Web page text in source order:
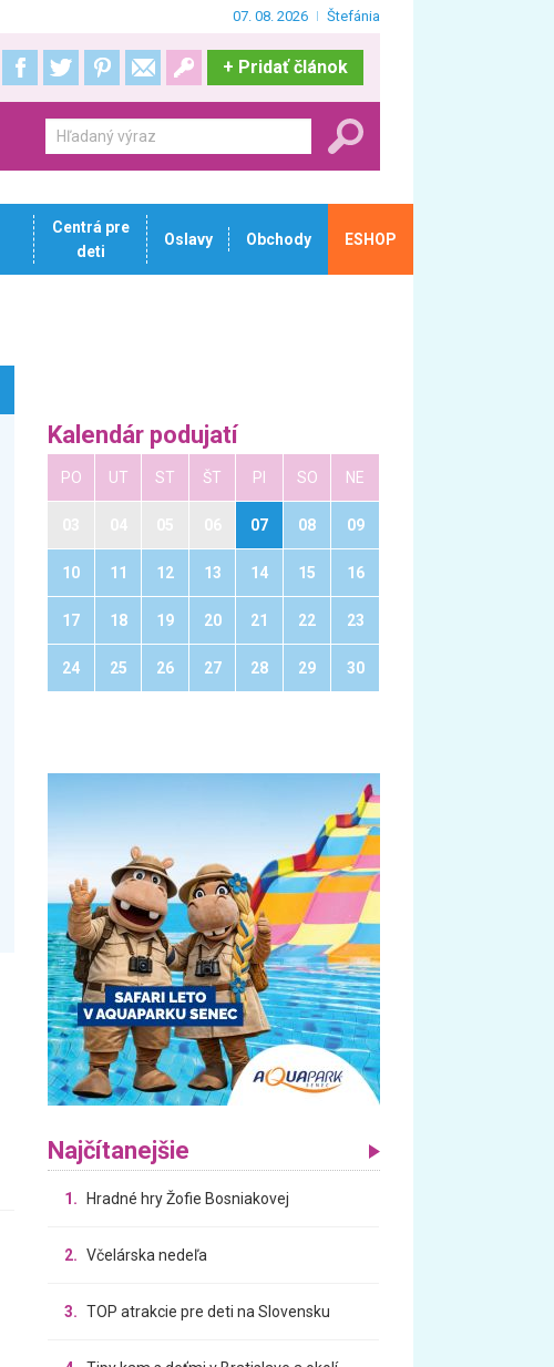
07. 08. 2026 Štefánia
+ Pridať článok
Centrá pre
deti
Oslavy Obchody ESHOP
Kalendár podujatí
PO UT ST ŠT PI SO NE
07 08 09
10 11 12 13 14 15 16
17 18 19 20 21 22 23
24 25 26 27 28 29 30
Najčítanejšie
1. Hradné hry Žofie Bosniakovej
2. Včelárska nedeľa
3. TOP atrakcie pre deti na Slovensku